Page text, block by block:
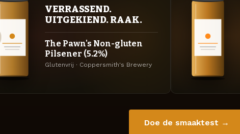
VERRASSEND.
UITGEKIEND. RAAK.
The Pawn's Non-gluten
Pilsener (5.2%)
Glutenvrij · Coppersmith's Brewery
Doe de smaaktest →